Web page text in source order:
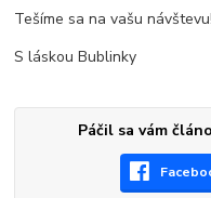
Tešíme sa na vašu návštevu!
S láskou Bublinky
Páčil sa vám